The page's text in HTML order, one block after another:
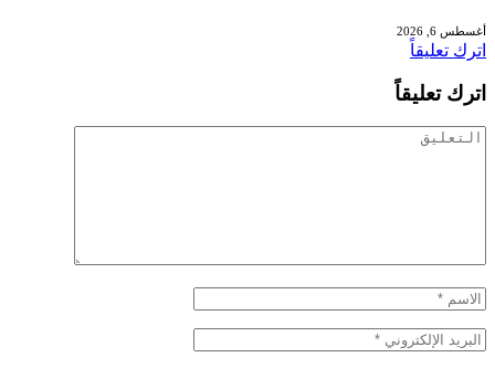
أغسطس 6, 2026
اترك تعليقاً
اترك تعليقاً